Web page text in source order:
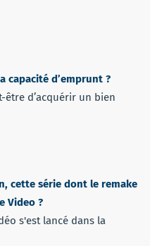
capacité d’emprunt ?
être d’acquérir un bien
cette série dont le remake
Video ?
s'est lancé dans la